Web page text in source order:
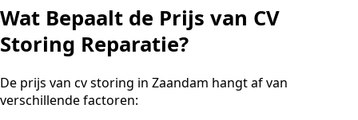
Wat Bepaalt de Prijs van CV
Storing Reparatie?
De prijs van cv storing in Zaandam hangt af van
verschillende factoren: